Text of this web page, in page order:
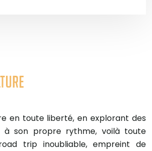
en toute liberté, en explorant des
à son propre rythme, voilà toute
road trip inoubliable, empreint de